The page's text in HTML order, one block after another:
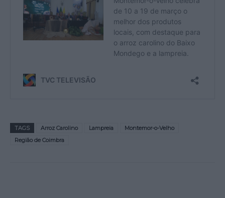
TAGS Arroz Carolino Lampreia
Montemor-o-Velho
Região de Coimbra